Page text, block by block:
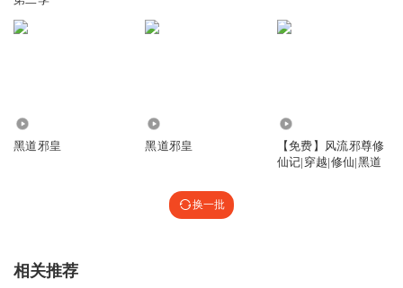
心丶靈: 黄泉就是内鬼
弃了，追这种剧的人都是什么人啊？除了杀人就没别的。
黑道邪皇 黑道邪皇
【免费】风流邪尊修
仙记|穿越|修仙|黑道
换一批
相关推荐